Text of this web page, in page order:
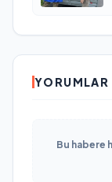
Bu habere